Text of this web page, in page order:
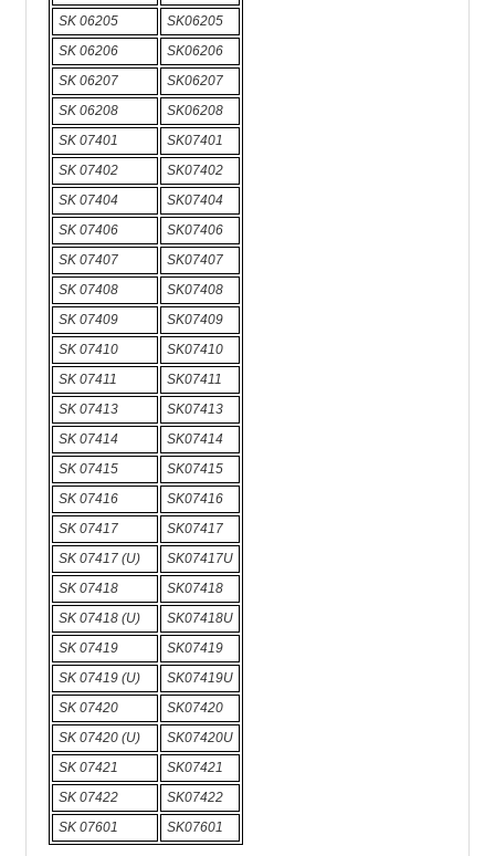
SK 06205
SK06205
SK 06206
SK06206
SK 06207
SK06207
SK 06208
SK06208
SK 07401
SK07401
SK 07402
SK07402
SK 07404
SK07404
SK 07406
SK07406
SK 07407
SK07407
SK 07408
SK07408
SK 07409
SK07409
SK 07410
SK07410
SK 07411
SK07411
SK 07413
SK07413
SK 07414
SK07414
SK 07415
SK07415
SK 07416
SK07416
SK 07417
SK07417
SK 07417 (U)
SK07417U
SK 07418
SK07418
SK 07418 (U)
SK07418U
SK 07419
SK07419
SK 07419 (U)
SK07419U
SK 07420
SK07420
SK 07420 (U)
SK07420U
SK 07421
SK07421
SK 07422
SK07422
SK 07601
SK07601